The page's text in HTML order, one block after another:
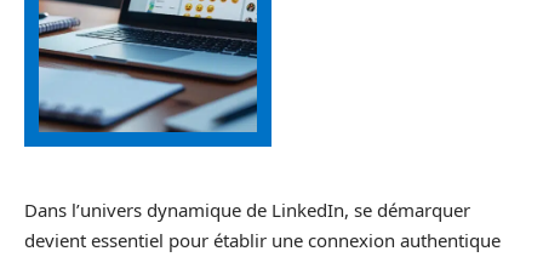
Dans l’univers dynamique de LinkedIn, se démarquer
devient essentiel pour établir une connexion authentique